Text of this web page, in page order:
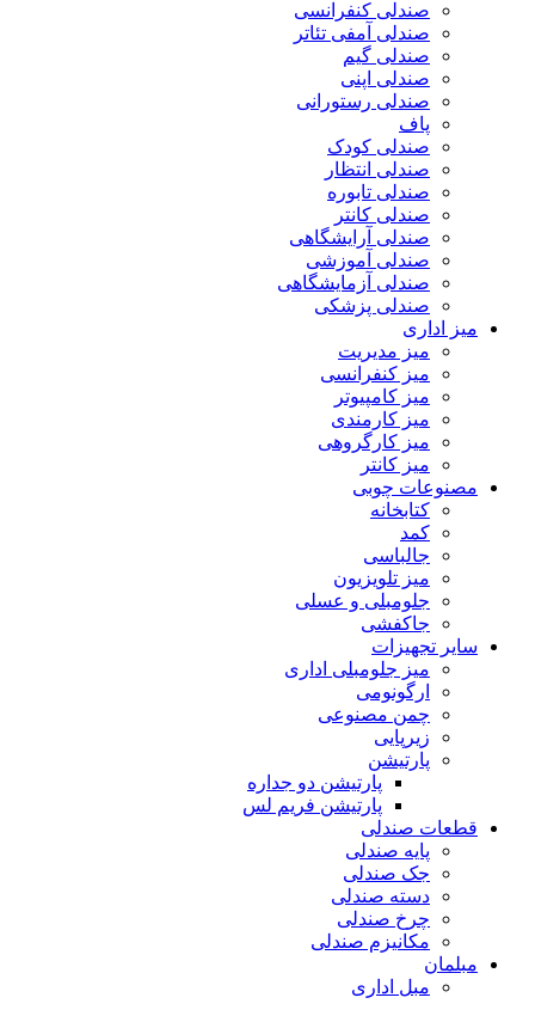
صندلی کنفرانسی
صندلی آمفی تئاتر
صندلی گیم
صندلی اپنی
صندلی رستورانی
پاف
صندلی کودک
صندلی انتظار
صندلی تابوره
صندلی کانتر
صندلی آرایشگاهی
صندلی آموزشی
صندلی آزمایشگاهی
صندلی پزشکی
میز اداری
میز مدیریت
میز کنفرانسی
میز کامپیوتر
میز کارمندی
میز کارگروهی
میز کانتر
مصنوعات چوبی
کتابخانه
کمد
جالباسی
میز تلویزیون
جلومبلی و عسلی
جاکفشی
سایر تجهیزات
میز جلومبلی اداری
ارگونومی
چمن مصنوعی
زیرپایی
پارتیشن
پارتیشن دو جداره
پارتیشن فریم لس
قطعات صندلی
پایه صندلی
جک صندلی
دسته صندلی
چرخ صندلی
مکانیزم صندلی
مبلمان
مبل اداری